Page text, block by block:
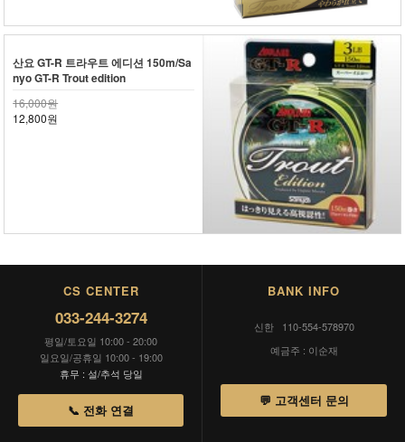
산요 GT-R 트라우트 에디션 150m/Sa
nyo GT-R Trout edition
16,000원
12,800원
CS CENTER
033-244-3274
평일/토요일 10:00 - 20:00
일요일/공휴일 10:00 - 19:00
휴무 : 설/추석 당일
📞 전화 연결
BANK INFO
신한 110-554-578970
예금주 : 이순재
💬 고객센터 문의